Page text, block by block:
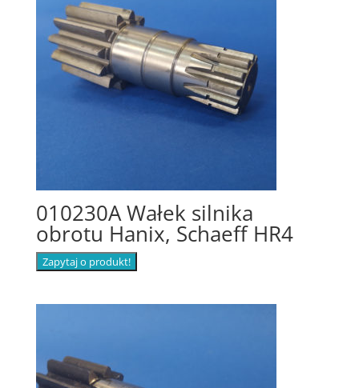
010230A Wałek silnika
obrotu Hanix, Schaeff HR4
Zapytaj o produkt!